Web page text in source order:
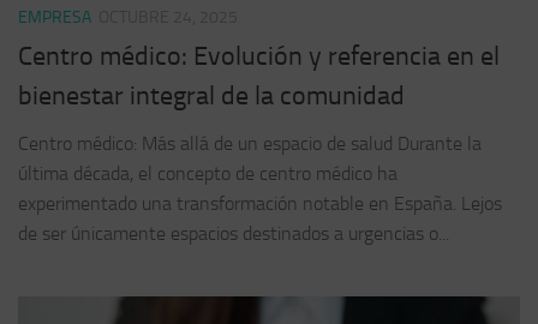
EMPRESA
Centro médico: Evolución y referencia en el
bienestar integral de la comunidad
Centro médico: Más allá de un espacio de salud Durante la
última década, el concepto de centro médico ha
experimentado una transformación notable en España. Lejos
de ser únicamente espacios destinados a urgencias o...